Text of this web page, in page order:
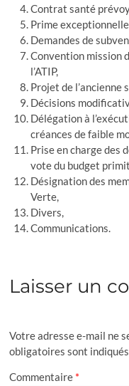
Contrat santé
Prime
Demandes de
Convention mission
l’ATIP,
Projet de l’ancienne
Décisions
Délégation à
créances de faible
Prise en charge des
vote du budget
Désignation des
Verte,
Divers,
Communications.
Laisser un
Votre adresse e-mail ne
obligatoires sont
Commentaire *